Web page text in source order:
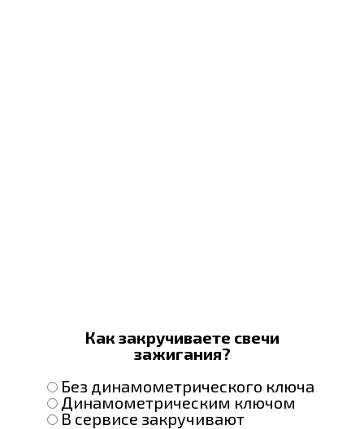
Как закручиваете свечи
зажигания?
Без динамометрического ключа
Динамометрическим ключом
В сервисе закручивают